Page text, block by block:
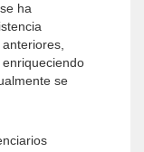
ha
se